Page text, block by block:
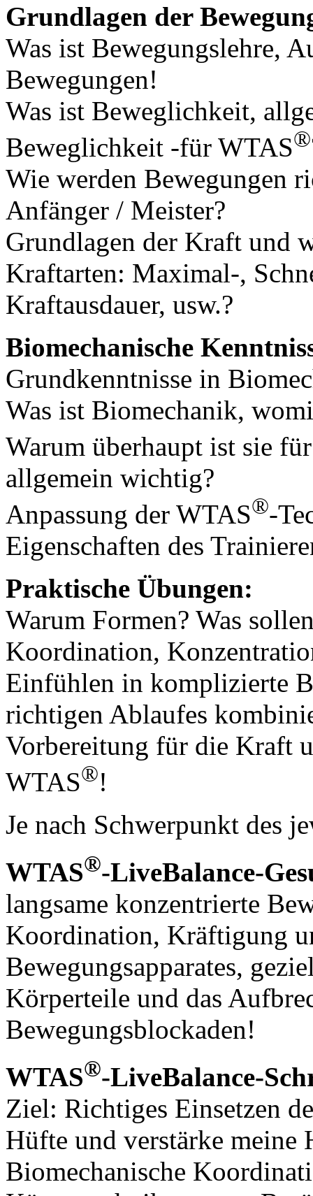
Grundlagen der
Was ist Bewegungslehre,
Bewegungen!
Was ist Beweglichkeit,
Beweglichkeit -für WTAS®
Wie werden Bewegungen
Anfänger / Meister?
Grundlagen der Kraft und
Kraftarten: Maximal-,
Kraftausdauer, usw.?
Biomechanische
Grundkenntnisse in
Was ist Biomechanik,
Warum überhaupt ist sie
allgemein wichtig?
Anpassung der WTAS®-
Eigenschaften des
Praktische Übungen:
Warum Formen? Was
Koordination,
Einfühlen in komplizierte
richtigen Ablaufes
Vorbereitung für die Kraft
WTAS®!
Je nach Schwerpunkt des
WTAS®-LiveBalance-
langsame konzentrierte
Koordination, Kräftigung
Bewegungsapparates,
Körperteile und das
Bewegungsblockaden!
WTAS®-LiveBalance-
Ziel: Richtiges Einsetzen
Hüfte und verstärke meine
Biomechanische